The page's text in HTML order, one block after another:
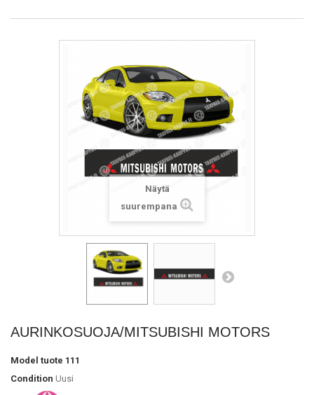
Näytä
suurempana
AURINKOSUOJA/MITSUBISHI MOTORS
Model tuote 111
Condition Uusi